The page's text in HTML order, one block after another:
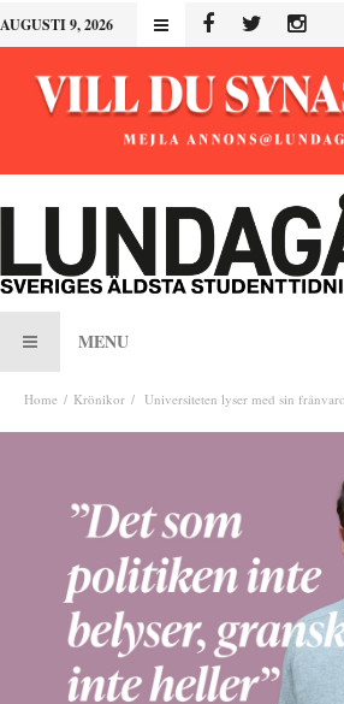
AUGUSTI 9, 2026
MENU
Home Krönikor Universiteten lyser med sin